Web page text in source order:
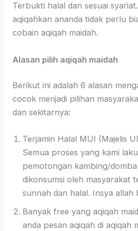
Terbukti halal dan sesuai
aqiqahkan ananda tidak perlu
cobain aqiqah maidah.
Alasan pilih aqiqah maidah
Berikut ini adalah 6 alasan
cocok menjadi pilihan
dan sekitarnya:
Terjamin Halal MUI (Majelis
Semua proses yang kami
pemotongan kambing/
dikonsumsi oleh masyarakat
sunnah dan halal. Insya allah
Banyak free yang aqiqah
anda pesan aqiqah di aqiqah